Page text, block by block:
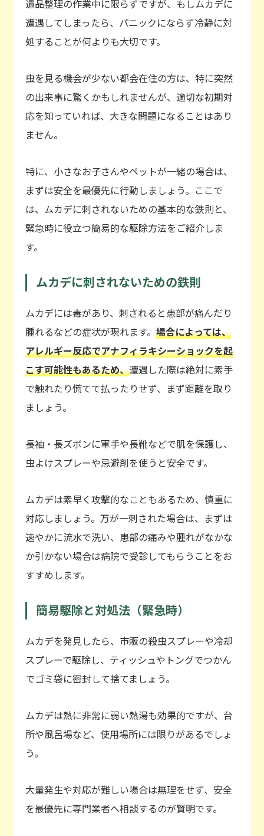
遺品整理の作業中に限らずですが、もしムカデに
遭遇してしまったら、パニックにならず冷静に対
処することが何よりも大切です。
虫を見る機会が少ない都会在住の方は、特に突然
の出来事に驚くかもしれませんが、適切な初期対
応を知っていれば、大きな問題になることはあり
ません。
特に、小さなお子さんやペットが一緒の場合は、
まずは安全を最優先に行動しましょう。ここで
は、ムカデに刺されないための基本的な鉄則と、
緊急時に役立つ簡易的な駆除方法をご紹介しま
す。
ムカデに刺されないための鉄則
ムカデには毒があり、刺されると患部が痛んだり
腫れるなどの症状が現れます。 場合によっては、
アレルギー反応でアナフィラキシーショックを起
こす可能性もあるため、遭遇した際は絶対に素手
で触れたり慌てて払ったりせず、まず距離を取り
ましょう。
長袖・長ズボンに軍手や長靴などで肌を保護し、
虫よけスプレーや忌避剤を使うと安全です。
ムカデは素早く攻撃的なこともあるため、慎重に
対応しましょう。万が一刺された場合は、まずは
速やかに流水で洗い、患部の痛みや腫れがなかな
か引かない場合は病院で受診してもらうことをお
すすめします。
簡易駆除と対処法（緊急時）
ムカデを発見したら、市販の殺虫スプレーや冷却
スプレーで駆除し、ティッシュやトングでつかん
でゴミ袋に密封して捨てましょう。
ムカデは熱に非常に弱い熱湯も効果的ですが、台
所や風呂場など、使用場所には限りがあるでしょ
う。
大量発生や対応が難しい場合は無理をせず、安全
を最優先に専門業者へ相談するのが賢明です。